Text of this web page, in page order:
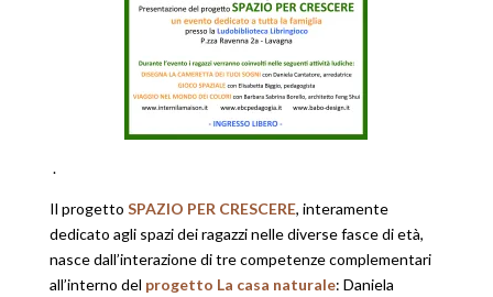
.
Il progetto SPAZIO PER CRESCERE, interamente
dedicato agli spazi dei ragazzi nelle diverse fasce di età,
nasce dall’interazione di tre competenze complementari
all’interno del progetto La casa naturale: Daniela